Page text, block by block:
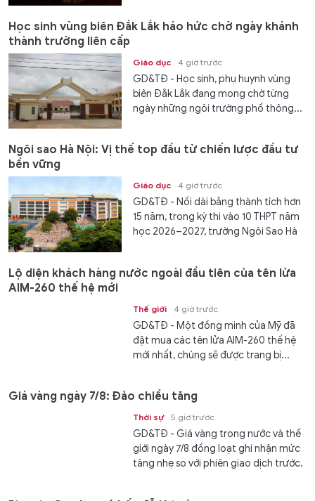
Học sinh vùng biên Đắk Lắk háo hức chờ ngày khánh
thành trường liên cấp
Giáo dục 4 giờ trước
GD&TĐ - Học sinh, phụ huynh vùng
biên Đắk Lắk đang mong chờ từng
ngày những ngôi trường phổ thông...
Ngôi sao Hà Nội: Vị thế top đầu từ chiến lược đầu tư
bền vững
Giáo dục 4 giờ trước
GD&TĐ - Nối dài bảng thành tích hơn
15 năm, trong kỳ thi vào 10 THPT năm
học 2026–2027, trường Ngôi Sao Hà
Lộ diện khách hàng nước ngoài đầu tiên của tên lửa
AIM-260 thế hệ mới
Thế giới 4 giờ trước
GD&TĐ - Một đồng minh của Mỹ đã
đặt mua các tên lửa AIM-260 thế hệ
mới nhất, chúng sẽ được trang bị...
Giá vàng ngày 7/8: Đảo chiều tăng
Thời sự 5 giờ trước
GD&TĐ - Giá vàng trong nước và thế
giới ngày 7/8 đồng loạt ghi nhận mức
tăng nhẹ so với phiên giao dịch trước.